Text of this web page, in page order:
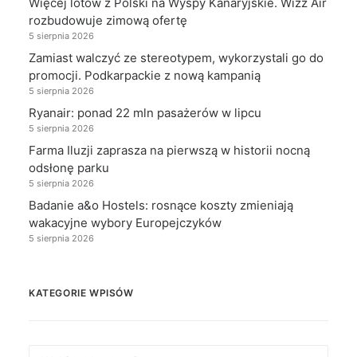
rozbudowuje zimową ofertę
5 sierpnia 2026
Zamiast walczyć ze stereotypem, wykorzystali go do
promocji. Podkarpackie z nową kampanią
5 sierpnia 2026
Ryanair: ponad 22 mln pasażerów w lipcu
5 sierpnia 2026
Farma Iluzji zaprasza na pierwszą w historii nocną
odsłonę parku
5 sierpnia 2026
Badanie a&o Hostels: rosnące koszty zmieniają
wakacyjne wybory Europejczyków
5 sierpnia 2026
KATEGORIE WPISÓW